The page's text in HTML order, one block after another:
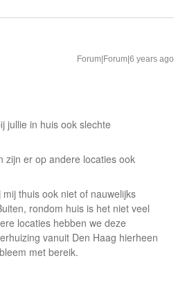
Forum|Forum|6 years ago
jullie in huis ook slechte
zijn er op andere locaties ook
thuis ook niet of nauwelijks
rondom huis is het niet veel
locaties hebben we deze
vanuit Den Haag hierheen
met bereik.